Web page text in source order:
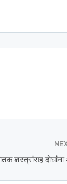
शस्त्रांसह